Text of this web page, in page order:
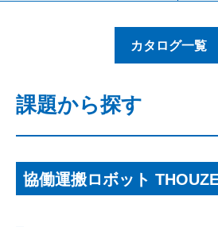
カタログ一覧
課題から探す
協働運搬ロボット